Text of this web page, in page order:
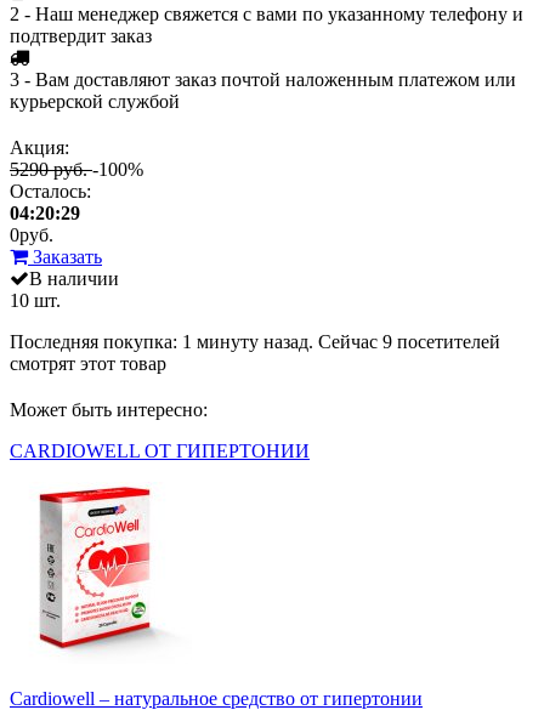
2 - Наш менеджер свяжется с вами по указанному телефону и
подтвердит заказ
3 - Вам доставляют заказ почтой наложенным платежом или
курьерской службой
Акция:
5290 руб.-100%
Осталось:
04:20:29
0руб.
Заказать
В наличии
10 шт.
Последняя покупка: 1 минуту назад. Сейчас 9 посетителей
смотрят этот товар
Может быть интересно:
CARDIOWELL ОТ ГИПЕРТОНИИ
Cardiowell – натуральное средство от гипертонии